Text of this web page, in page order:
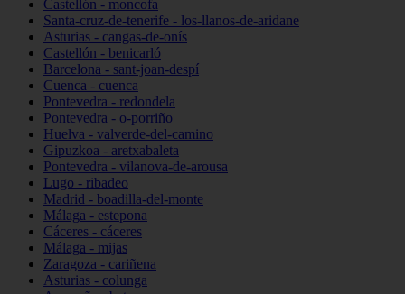
Castellón - moncofa
Santa-cruz-de-tenerife - los-llanos-de-aridane
Asturias - cangas-de-onís
Castellón - benicarló
Barcelona - sant-joan-despí
Cuenca - cuenca
Pontevedra - redondela
Pontevedra - o-porriño
Huelva - valverde-del-camino
Gipuzkoa - aretxabaleta
Pontevedra - vilanova-de-arousa
Lugo - ribadeo
Madrid - boadilla-del-monte
Málaga - estepona
Cáceres - cáceres
Málaga - mijas
Zaragoza - cariñena
Asturias - colunga